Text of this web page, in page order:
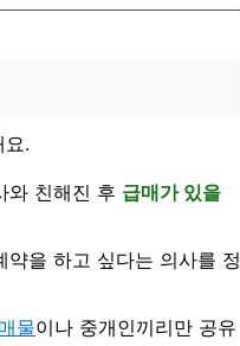
요.
와 친해진 후 급매가 있을
을 하고 싶다는 의사를 정
물이나 중개인끼리만 공유